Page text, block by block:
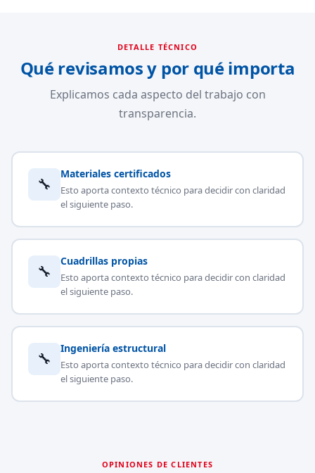
DETALLE TÉCNICO
Qué revisamos y por qué importa
Explicamos cada aspecto del trabajo con
transparencia.
🔧
Materiales certificados
Esto aporta contexto técnico para decidir con claridad
el siguiente paso.
🔧
Cuadrillas propias
Esto aporta contexto técnico para decidir con claridad
el siguiente paso.
🔧
Ingeniería estructural
Esto aporta contexto técnico para decidir con claridad
el siguiente paso.
OPINIONES DE CLIENTES